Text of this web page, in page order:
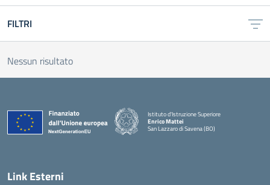
FILTRI
Nessun risultato
Istituto d'Istruzione Superiore
Enrico Mattei
San Lazzaro di Savena (BO)
Link Esterni